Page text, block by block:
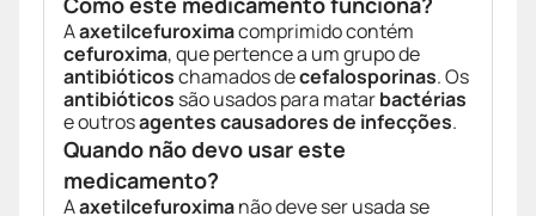
Aaxetilcefuroximacomprimido contém
cefuroxima, que pertence a um grupo de
antibióticoschamados decefalosporinas. Os
antibióticos são usados para matarbactérias
e outrosagentes causadores de infecções.
Quando não devo usar este
medicamento?
Aaxetilcefuroximanão deve ser usada se